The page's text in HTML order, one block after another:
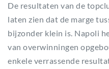
De resultaten van de
laten zien dat de marge
bijzonder klein is. Napoli
van overwinningen
enkele verrassende